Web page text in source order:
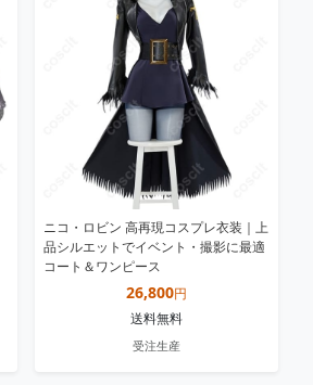
ニコ・ロビン 高再現コスプレ衣装｜上
品シルエットでイベント・撮影に最適
コート＆ワンピース
26,800円
送料無料
受注生産